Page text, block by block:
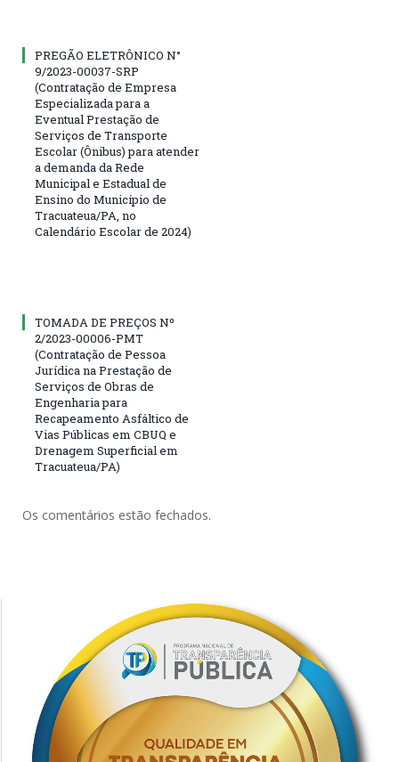
PREGÃO ELETRÔNICO N°
9/2023-00037-SRP
(Contratação de Empresa
Especializada para a
Eventual Prestação de
Serviços de Transporte
Escolar (Ônibus) para atender
a demanda da Rede
Municipal e Estadual de
Ensino do Município de
Tracuateua/PA, no
Calendário Escolar de 2024)
TOMADA DE PREÇOS Nº
2/2023-00006-PMT
(Contratação de Pessoa
Jurídica na Prestação de
Serviços de Obras de
Engenharia para
Recapeamento Asfáltico de
Vias Públicas em CBUQ e
Drenagem Superficial em
Tracuateua/PA)
Os comentários estão fechados.